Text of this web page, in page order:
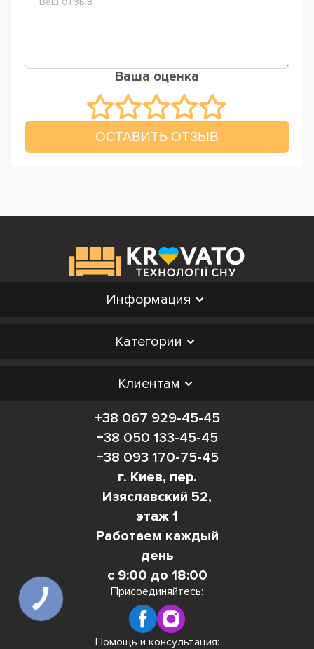
Ваша оценка
ОСТАВИТЬ ОТЗЫВ
Информация
Категории
Клиентам
+38 067 929-45-45
+38 050 133-45-45
+38 093 170-75-45
г. Киев, пер.
Изяславский 52,
этаж 1
Работаем каждый
день
с 9:00 до 18:00
Присоединяйтесь:
Помощь и консультация:
КНОПКА
СВЯЗИ